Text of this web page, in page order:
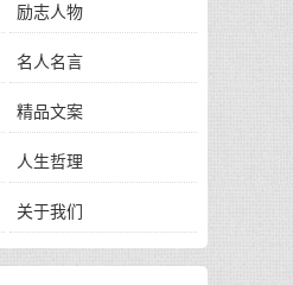
励志人物
名人名言
精品文案
人生哲理
关于我们